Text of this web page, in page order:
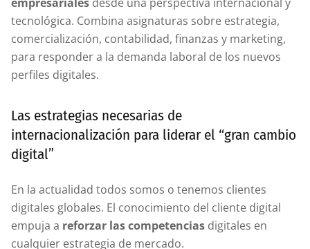
tecnológica. Combina asignaturas sobre estrategia,
comercialización, contabilidad, finanzas y marketing,
para responder a la demanda laboral de los nuevos
perfiles digitales.
Las estrategias necesarias de
internacionalización para liderar el “gran cambio
digital”
En la actualidad todos somos o tenemos clientes
digitales globales. El conocimiento del cliente digital
empuja a reforzar las competencias digitales en
cualquier estrategia de mercado.